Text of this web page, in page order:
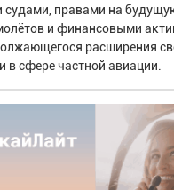
правами на
и финансовыми
расширения
в сфере частной авиации.